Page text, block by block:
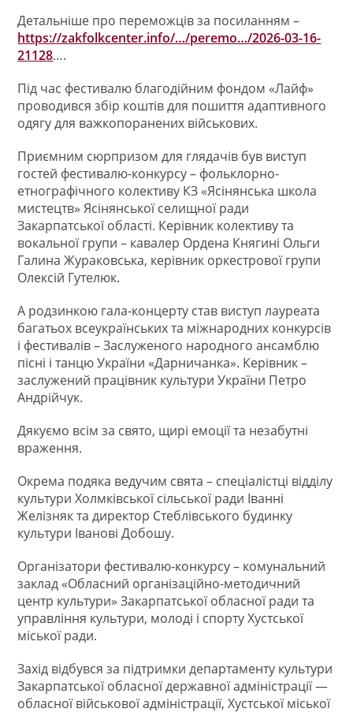
Детальніше про переможців за посиланням –
https://zakfolkcenter.info/…/peremo…/2026-03-16-
21128….
Під час фестивалю благодійним фондом «Лайф»
проводився збір коштів для пошиття адаптивного
одягу для важкопоранених військових.
Приємним сюрпризом для глядачів був виступ
гостей фестивалю-конкурсу – фольклорно-
етнографічного колективу КЗ «Ясінянська школа
мистецтв» Ясінянської селищної ради
Закарпатської області. Керівник колективу та
вокальної групи – кавалер Ордена Княгині Ольги
Галина Жураковська, керівник оркестрової групи
Олексій Гутелюк.
А родзинкою гала-концерту став виступ лауреата
багатьох всеукраїнських та міжнародних конкурсів
і фестивалів – Заслуженого народного ансамблю
пісні і танцю України «Дарничанка». Керівник –
заслужений працівник культури України Петро
Андрійчук.
Дякуємо всім за свято, щирі емоції та незабутні
враження.
Окрема подяка ведучим свята – спеціалістці відділу
культури Холмківської сільської ради Іванні
Желізняк та директор Стеблівського будинку
культури Іванові Добошу.
Організатори фестивалю-конкурсу – комунальний
заклад «Обласний організаційно-методичний
центр культури» Закарпатської обласної ради та
управління культури, молоді і спорту Хустської
міської ради.
Захід відбувся за підтримки департаменту культури
Закарпатської обласної державної адміністрації —
обласної військової адміністрації, Хустської міської